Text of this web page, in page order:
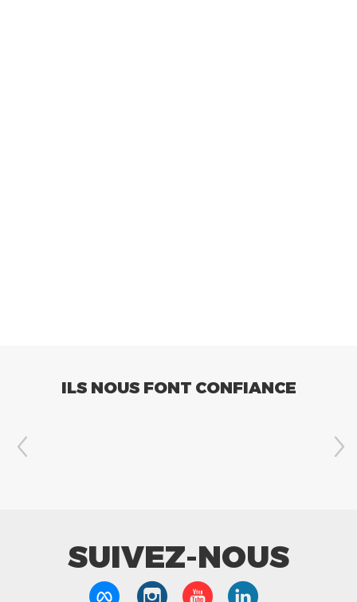
ILS NOUS FONT CONFIANCE
SUIVEZ-NOUS